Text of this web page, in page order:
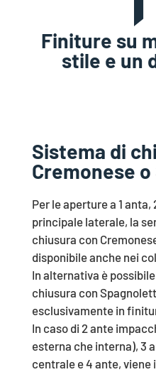
Finiture su
stile e un
Sistema di
Cremonese
Per le aperture a 1
principale laterale, la
chiusura con
disponibile anche nei
In alternativa è
chiusura con
esclusivamente in
In caso di 2 ante
esterna che interna), 3
centrale e 4 ante,